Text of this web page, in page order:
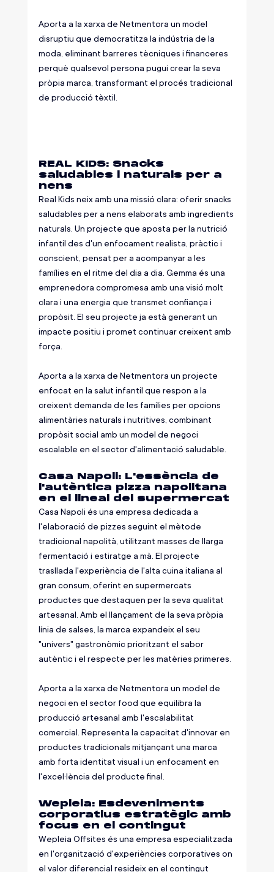
Aporta a la xarxa de Netmentora un model
disruptiu que democratitza la indústria de la
moda, eliminant barreres tècniques i financeres
perquè qualsevol persona pugui crear la seva
pròpia marca, transformant el procés tradicional
de producció tèxtil.
REAL KIDS: Snacks
saludables i naturals per a
nens
Real Kids neix amb una missió clara: oferir snacks
saludables per a nens elaborats amb ingredients
naturals. Un projecte que aposta per la nutrició
infantil des d'un enfocament realista, pràctic i
conscient, pensat per a acompanyar a les
famílies en el ritme del dia a dia. Gemma és una
emprenedora compromesa amb una visió molt
clara i una energia que transmet confiança i
propòsit. El seu projecte ja està generant un
impacte positiu i promet continuar creixent amb
força.
Aporta a la xarxa de Netmentora un projecte
enfocat en la salut infantil que respon a la
creixent demanda de les famílies per opcions
alimentàries naturals i nutritives, combinant
propòsit social amb un model de negoci
escalable en el sector d'alimentació saludable.
Casa Napoli: L'essència de
l'autèntica pizza napolitana
en el lineal del supermercat
Casa Napoli és una empresa dedicada a
l'elaboració de pizzes seguint el mètode
tradicional napolità, utilitzant masses de llarga
fermentació i estiratge a mà. El projecte
trasllada l'experiència de l'alta cuina italiana al
gran consum, oferint en supermercats
productes que destaquen per la seva qualitat
artesanal. Amb el llançament de la seva pròpia
línia de salses, la marca expandeix el seu
"univers" gastronòmic prioritzant el sabor
autèntic i el respecte per les matèries primeres.
Aporta a la xarxa de Netmentora un model de
negoci en el sector food que equilibra la
producció artesanal amb l'escalabilitat
comercial. Representa la capacitat d'innovar en
productes tradicionals mitjançant una marca
amb forta identitat visual i un enfocament en
l'excel·lència del producte final.
Wepleia: Esdeveniments
corporatius estratègic amb
focus en el contingut
Wepleia Offsites és una empresa especialitzada
en l'organització d'experiències corporatives on
el valor diferencial resideix en el contingut